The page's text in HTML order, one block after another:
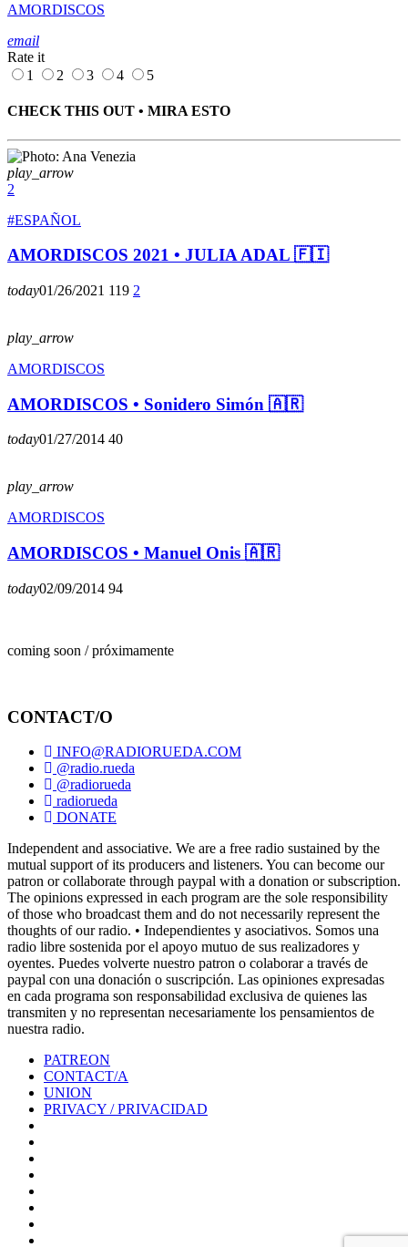
AMORDISCOS
email
Rate it
1
2 3 4 5
CHECK THIS OUT • MIRA ESTO
play_arrow
2
#ESPAÑOL
AMORDISCOS 2021 • JULIA ADAL 🇫🇮
today01/26/2021 119 2
play_arrow
AMORDISCOS
AMORDISCOS • Sonidero Simón 🇦🇷
today01/27/2014 40
play_arrow
AMORDISCOS
AMORDISCOS • Manuel Onis 🇦🇷
today02/09/2014 94
coming soon / próximamente
CONTACT/O
INFO@RADIORUEDA.COM
@radio.rueda
@radiorueda
radiorueda
DONATE
Independent and associative. We are a free radio sustained by the
mutual support of its producers and listeners. You can become our
patron or collaborate through paypal with a donation or subscription.
The opinions expressed in each program are the sole responsibility
of those who broadcast them and do not necessarily represent the
thoughts of our radio. • Independientes y asociativos. Somos una
radio libre sostenida por el apoyo mutuo de sus realizadores y
oyentes. Puedes volverte nuestro patron o colaborar a través de
paypal con una donación o suscripción. Las opiniones expresadas
en cada programa son responsabilidad exclusiva de quienes las
transmiten y no representan necesariamente los pensamientos de
nuestra radio.
PATREON
CONTACT/A
UNION
PRIVACY / PRIVACIDAD